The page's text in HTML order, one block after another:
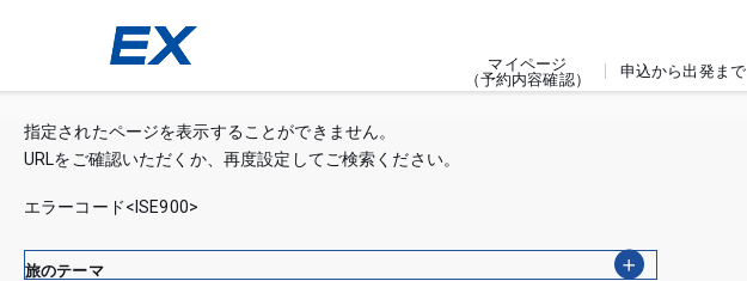
マイページ
（予約内容確認）
申込から出発まで
指定されたページを表示することができません。
URLをご確認いただくか、再度設定してご検索ください。
エラーコード<ISE900>
旅のテーマ